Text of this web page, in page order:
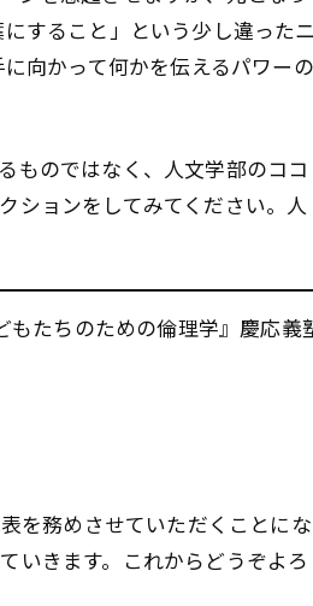
すること」という少し違った
向かって何かを伝えるパワーの
ものではなく、人文学部のココ
ションをしてみてください。人
たちのための倫理学』慶応義
を務めさせていただくことにな
いきます。これからどうぞよろ